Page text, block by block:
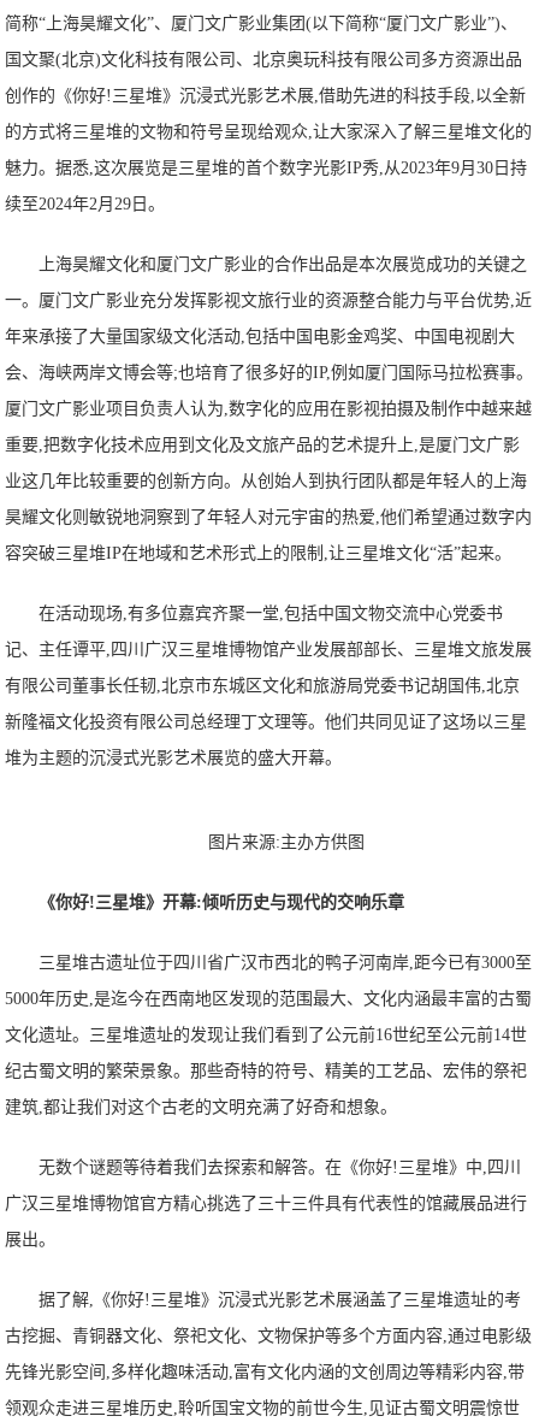
简称“上海昊耀文化”、厦门文广影业集团(以下简称“厦门文广影业”)、
国文聚(北京)文化科技有限公司、北京奥玩科技有限公司多方资源出品
创作的《你好!三星堆》沉浸式光影艺术展,借助先进的科技手段,以全新
的方式将三星堆的文物和符号呈现给观众,让大家深入了解三星堆文化的
魅力。据悉,这次展览是三星堆的首个数字光影IP秀,从2023年9月30日持
续至2024年2月29日。
上海昊耀文化和厦门文广影业的合作出品是本次展览成功的关键之
一。厦门文广影业充分发挥影视文旅行业的资源整合能力与平台优势,近
年来承接了大量国家级文化活动,包括中国电影金鸡奖、中国电视剧大
会、海峡两岸文博会等;也培育了很多好的IP,例如厦门国际马拉松赛事。
厦门文广影业项目负责人认为,数字化的应用在影视拍摄及制作中越来越
重要,把数字化技术应用到文化及文旅产品的艺术提升上,是厦门文广影
业这几年比较重要的创新方向。从创始人到执行团队都是年轻人的上海
昊耀文化则敏锐地洞察到了年轻人对元宇宙的热爱,他们希望通过数字内
容突破三星堆IP在地域和艺术形式上的限制,让三星堆文化“活”起来。
在活动现场,有多位嘉宾齐聚一堂,包括中国文物交流中心党委书
记、主任谭平,四川广汉三星堆博物馆产业发展部部长、三星堆文旅发展
有限公司董事长任韧,北京市东城区文化和旅游局党委书记胡国伟,北京
新隆福文化投资有限公司总经理丁文理等。他们共同见证了这场以三星
堆为主题的沉浸式光影艺术展览的盛大开幕。
图片来源:主办方供图
《你好!三星堆》开幕:倾听历史与现代的交响乐章
三星堆古遗址位于四川省广汉市西北的鸭子河南岸,距今已有3000至
5000年历史,是迄今在西南地区发现的范围最大、文化内涵最丰富的古蜀
文化遗址。三星堆遗址的发现让我们看到了公元前16世纪至公元前14世
纪古蜀文明的繁荣景象。那些奇特的符号、精美的工艺品、宏伟的祭祀
建筑,都让我们对这个古老的文明充满了好奇和想象。
无数个谜题等待着我们去探索和解答。在《你好!三星堆》中,四川
广汉三星堆博物馆官方精心挑选了三十三件具有代表性的馆藏展品进行
展出。
据了解,《你好!三星堆》沉浸式光影艺术展涵盖了三星堆遗址的考
古挖掘、青铜器文化、祭祀文化、文物保护等多个方面内容,通过电影级
先锋光影空间,多样化趣味活动,富有文化内涵的文创周边等精彩内容,带
领观众走进三星堆历史,聆听国宝文物的前世今生,见证古蜀文明震惊世